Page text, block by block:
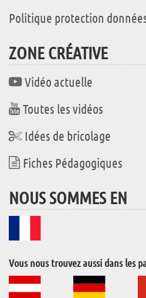
Politique protection
ZONE CRÉATIVE
Vidéo actuelle
Toutes les vidéos
Idées de bricolage
Fiches Pédagogiques
NOUS SOMMES EN
Vous nous trouvez aussi dans les